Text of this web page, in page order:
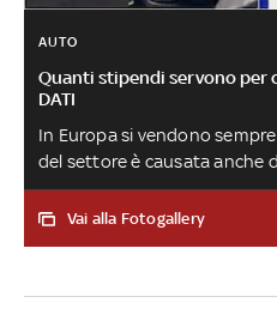
AUTO
Quanti stipendi servono per
DATI
In Europa si vendono
del settore è causata anche
trasporto. Da gennaio 2021
salito del 13%, mentre
puntata del 3 dicembre di
Vai alla Fotogallery